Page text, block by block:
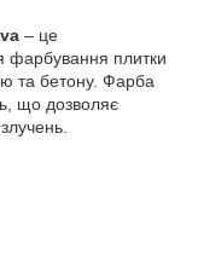
– це
фарбування плитки
та бетону. Фарба
що дозволяє